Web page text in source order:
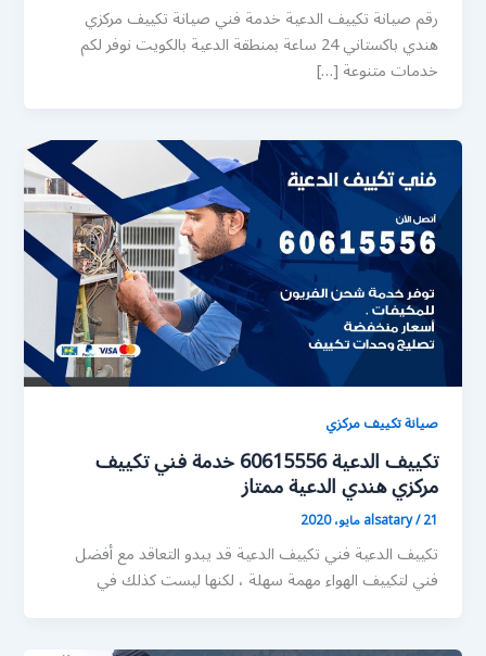
رقم صيانة تكييف الدعية خدمة فني صيانة تكييف مركزي
هندي باكستاني 24 ساعة بمنطقة الدعية بالكويت نوفر لكم
خدمات متنوعة […]
صيانة تكييف مركزي
تكييف الدعية 60615556 خدمة فني تكييف
مركزي هندي الدعية ممتاز
alsatary/21 مايو، 2020
تكييف الدعية فني تكييف الدعية قد يبدو التعاقد مع أفضل
فني لتكييف الهواء مهمة سهلة ، لكنها ليست كذلك في